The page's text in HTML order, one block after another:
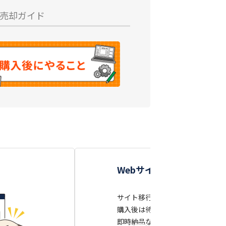
却ガイド
Webサイトがかんたんに
サイト移行（サーバー移転・ド
購入後は待っているだけでWeb
即時納品ならお支払い後すぐに